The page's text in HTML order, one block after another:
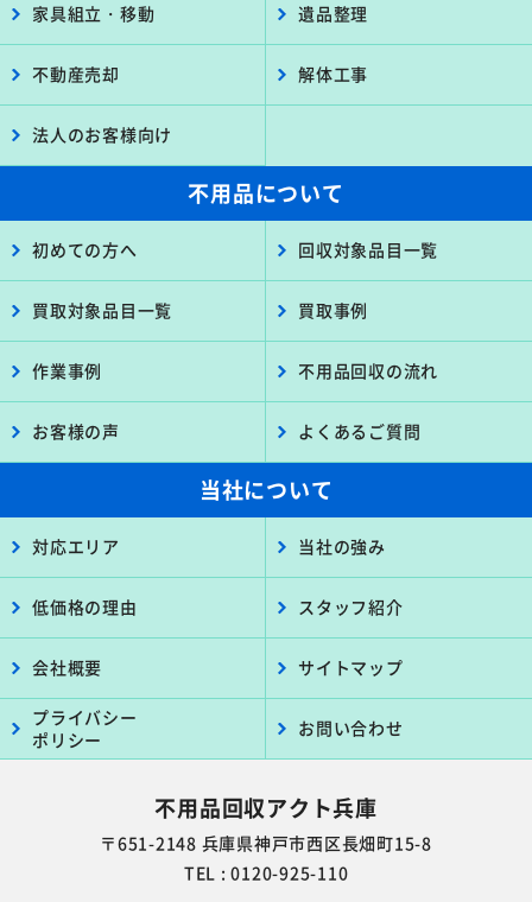
家具組立・移動 遺品整理
不動産売却 解体工事
法人のお客様向け
不用品について
初めての方へ 回収対象品目一覧
買取対象品目一覧 買取事例
作業事例 不用品回収の流れ
お客様の声 よくあるご質問
当社について
対応エリア 当社の強み
低価格の理由 スタッフ紹介
会社概要 サイトマップ
プライバシー
ポリシー
お問い合わせ
不用品回収アクト兵庫
〒651-2148 兵庫県神戸市西区長畑町15-8
TEL : 0120-925-110